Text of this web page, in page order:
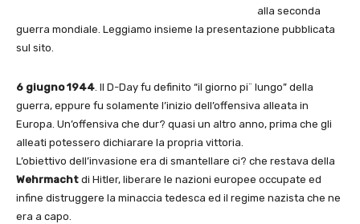
alla seconda
guerra mondiale. Leggiamo insieme la presentazione pubblicata
sul sito.
6 giugno 1944. Il D-Day fu definito “il giorno pi¨ lungo” della
guerra, eppure fu solamente l’inizio dell’offensiva alleata in
Europa. Un’offensiva che dur? quasi un altro anno, prima che gli
alleati potessero dichiarare la propria vittoria.
L’obiettivo dell’invasione era di smantellare ci? che restava della
Wehrmacht di Hitler, liberare le nazioni europee occupate ed
infine distruggere la minaccia tedesca ed il regime nazista che ne
era a capo.